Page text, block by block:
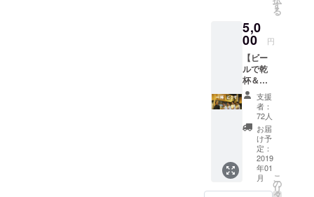
は、本
ンドル
ネーム
をお選
びいた
だけま
す。ま
たどち
らも掲
載しな
いこと
も可能
です。
クレ
ジット
につい
ては
す
る
5,0
00 円
【ビー
ルで乾
杯＆ス
テッ
カー
コー
ス】 ◎
藤浦一
理氏仕
込み
ビール
を来店
時に1
支援
者：
72人
お届
け予
定：
2019
年01
月
こ
の
リ